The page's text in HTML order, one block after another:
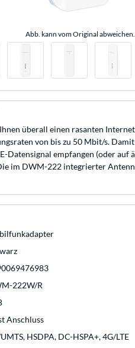
Abb. kann vom Original abweichen.
überall einen rasanten
von bis zu 50 Mbit/s.
Datensignal empfangen (oder auf
im DWM-222 integrierter
222W/R
Anschluss
HSDPA, DC-HSPA+, 4G/LTE